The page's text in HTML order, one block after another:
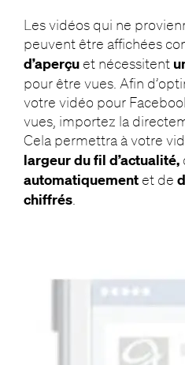
Les vidéos qui ne
peuvent être affichées
d’aperçuet nécessitent
pour être vues. Afin
votre vidéo pour
vues, importez la
Cela permettra à votre
largeur du fil d’actualité,
automatiquementet de
chiffrés.